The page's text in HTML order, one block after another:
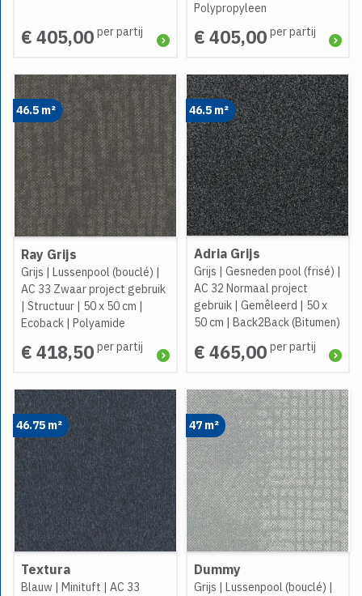
€ 405,00 per partij
Polypropyleen
€ 405,00 per partij
46.5 m²
Ray Grijs
Grijs | Lussenpool (bouclé) |
AC 33 Zwaar project gebruik
| Structuur | 50 x 50 cm |
Ecoback | Polyamide
€ 418,50 per partij
46.5 m²
Adria Grijs
Grijs | Gesneden pool (frisé) |
AC 32 Normaal project
gebruik| Gemêleerd | 50 x
50 cm | Back2Back (Bitumen)
€ 465,00 per partij
46.75 m²
Textura
Blauw | Minituft | AC 33
47 m²
Dummy
Grijs | Lussenpool (bouclé) |